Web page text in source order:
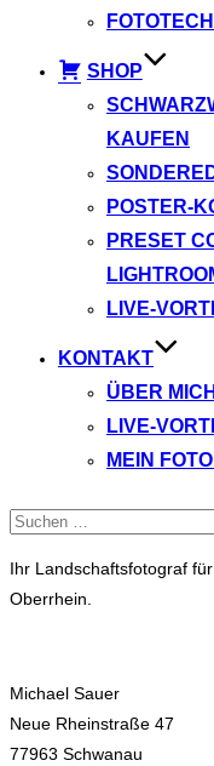
SHOP
KAUFEN
POSTER-
PRESET
LIVE-
KONTAKT
ÜBER MICH
LIVE-
MEIN
Suchen
nach:
Ihr Landschaftsfotograf
Oberrhein.
Michael Sauer
Neue Rheinstraße 47
77963 Schwanau